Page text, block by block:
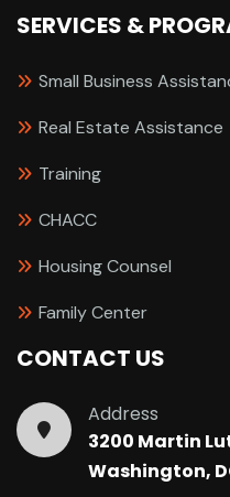
SERVICES &
Small Business
Real Estate Assistance
Training
CHACC
Housing Counsel
Family Center
CONTACT US
Address
3200 Martin
Washington,